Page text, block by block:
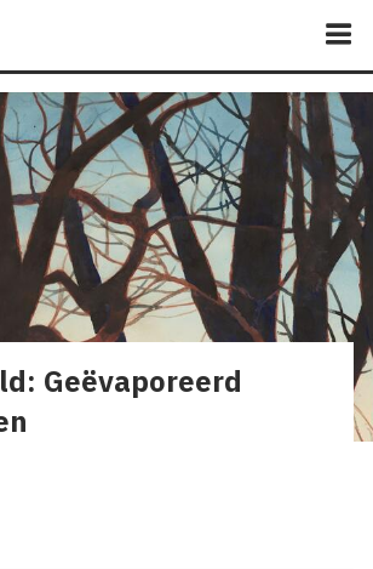
Geëvaporeerd